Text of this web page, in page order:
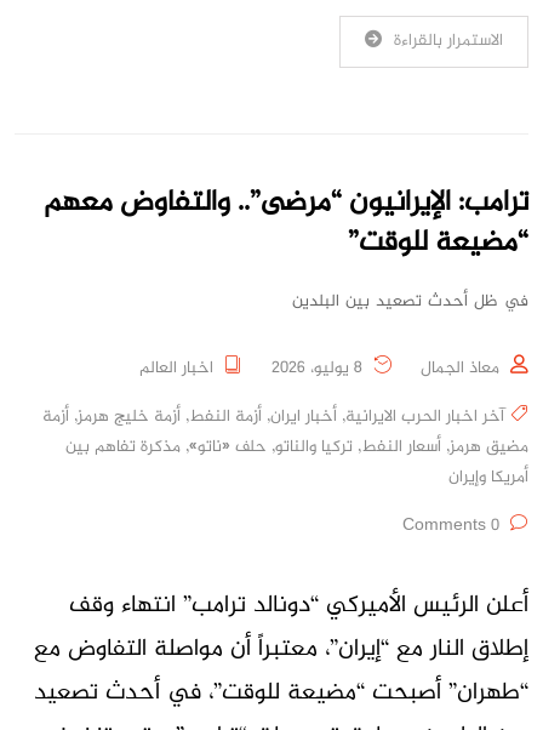
الاستمرار بالقراءة
ترامب: الإيرانيون “مرضى”.. والتفاوض معهم
“مضيعة للوقت”
في ظل أحدث تصعيد بين البلدين
معاذ الجمال
اخبار العالم
آخر اخبار الحرب الايرانية, أخبار ايران, أزمة النفط, أزمة خليج هرمز, أزمة
مضيق هرمز, أسعار النفط, تركيا والناتو, حلف «ناتو», مذكرة تفاهم بين
أمريكا وإيران
أعلن الرئيس الأميركي “دونالد ترامب” انتهاء وقف
إطلاق النار مع “إيران”، معتبراً أن مواصلة التفاوض مع
“طهران” أصبحت “مضيعة للوقت”، في أحدث تصعيد